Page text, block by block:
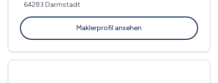
64283 Darmstadt
Maklerprofil ansehen